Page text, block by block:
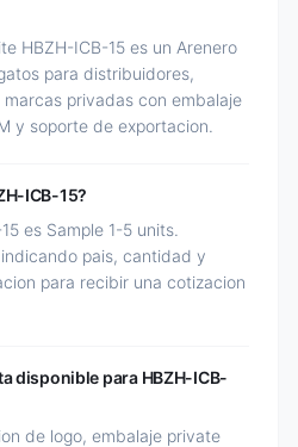
HBZH-ICB-15 es un Arenero
para distribuidores,
privadas con embalaje
y soporte de exportacion.
ICB-15?
es Sample 1-5 units.
pais, cantidad y
para recibir una cotizacion
disponible para HBZH-ICB-
de logo, embalaje private